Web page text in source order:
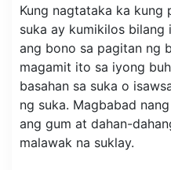
Kung nagtataka ka kung
suka ay kumikilos bilang
ang bono sa pagitan ng
magamit ito sa iyong
basahan sa suka o
ng suka. Magbabad
ang gum at dahan-
malawak na suklay.